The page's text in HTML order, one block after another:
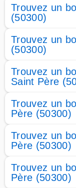
Trouvez un
(50300)
Trouvez un
(50300)
Trouvez un
Saint Père
Trouvez un
Père (50300)
Trouvez un
Père (50300)
Trouvez un
Père (50300)